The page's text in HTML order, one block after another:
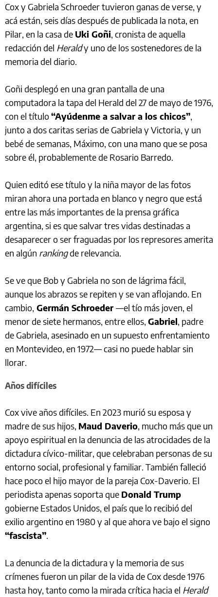
Cox y Gabriela Schroeder tuvieron ganas de verse, y
acá están, seis días después de publicada la nota, en
Pilar, en la casa de Uki Goñi , cronista de aquella
redacción del Heraldy uno de los sostenedores de la
memoria del diario.
Goñi desplegó en una gran pantalla de una
computadora la tapa del Herald del 27 de mayo de 1976,
con el título“Ayúdenme a salvar a los chicos”
junto a dos caritas serias de Gabriela y Victoria, y un
bebé de semanas, Máximo, con una mano que se posa
sobre él, probablemente de Rosario Barredo.
Quien editó ese título y la niña mayor de las fotos
miran ahora una portada en blanco y negro que está
entre las más importantes de la prensa gráfica
argentina, si es que salvar tres vidas destinadas a
desaparecer o ser fraguadas por los represores amerita
en algún rankingde relevancia.
Se ve que Bob y Gabriela no son de lágrima fácil,
aunque los abrazos se repiten y se van aflojando. En
cambio, Germán Schroeder—el tío más joven, el
menor de siete hermanos, entre ellos, Gabriel , padre
de Gabriela, asesinado en un supuesto enfrentamiento
en Montevideo, en 1972— casi no puede hablar sin
llorar.
Años difíciles
Cox vive años difíciles. En 2023 murió su esposa y
madre de sus hijos, Maud Daverio , mucho más que un
apoyo espiritual en la denuncia de las atrocidades de la
dictadura cívico-militar, que celebraban personas de su
entorno social, profesional y familiar. También falleció
hace poco el hijo mayor de la pareja Cox-Daverio. El
periodista apenas soporta que Donald Trump
gobierne Estados Unidos, el país que lo recibió del
exilio argentino en 1980 y al que ahora ve bajo el signo
“fascista”
La denuncia de la dictadura y la memoria de sus
crímenes fueron un pilar de la vida de Cox desde 1976
hasta hoy, tanto como la mirada crítica hacia el Herald